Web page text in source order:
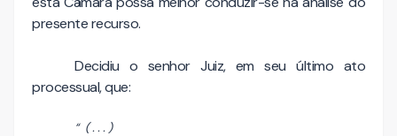
presente recurso.
Decidiu o senhor Juiz, em seu último ato
processual, que:
“ ( . . . )